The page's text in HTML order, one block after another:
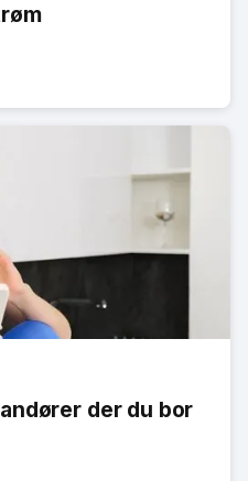
der du bor